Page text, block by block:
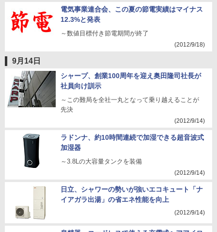
電気事業連合会、この夏の節電実績はマイナス
12.3%と発表
～数値目標付き節電期間が終了
(2012/9/18)
9月14日
シャープ、創業100周年を迎え奥田隆司社長が
社員向け訓示
～この難局を全社一丸となって乗り越えることが
先決
(2012/9/14)
ラドンナ、約10時間連続で加湿できる超音波式
加湿器
～3.8Lの大容量タンクを装備
(2012/9/14)
日立、シャワーの勢いが強いエコキュート「ナ
イアガラ出湯」の省エネ性能を向上
(2012/9/14)